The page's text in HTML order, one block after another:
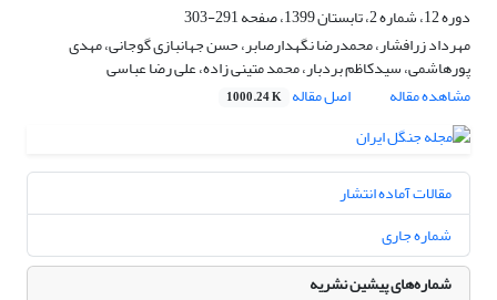
دوره 12، شماره 2، تابستان 1399، صفحه
291-303
مهرداد زرافشار، محمدرضا نگهدارصابر، حسن جهانبازی گوجانی، مهدی
پورهاشمی، سیدکاظم بردبار، محمد متینی زاده، علی رضا عباسی
مشاهده مقاله
اصل مقاله 1000.24 K
مقالات آماده انتشار
شماره جاری
شماره‌های پیشین نشریه